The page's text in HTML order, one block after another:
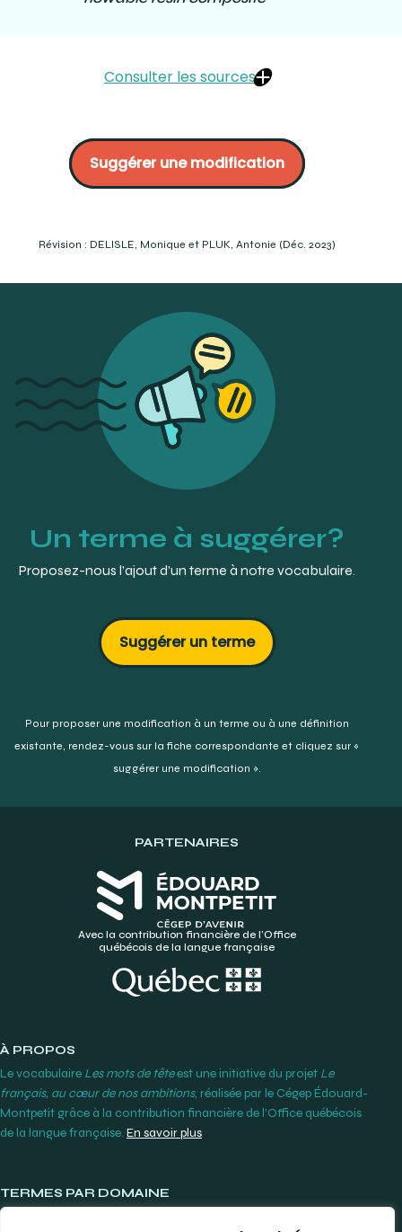
Consulter les sources
Dental Dictionary, Fourth Edition, 2020, Elsevier
Hilton, T., Ferracane, J., Broone, J. (2013) Summitt’s
Fundamentals of operative dentistry, A Contemporary
Université de Lorraine :http://docnum.univ-
GACD :
IRELAND, Robert (2020). « resine composite », Oxford
Dictionary of Dentistry. 2e éd. Oxford University Press.
Suggérer une modification
Révision : DELISLE, Monique et PLUK, Antonie (Déc. 2023)
Un terme à suggérer?
Proposez-nous l’ajout d’un terme à notre vocabulaire.
Suggérer un terme
Pour proposer une modification à un terme ou à une définition
existante, rendez-vous sur la fiche correspondante et cliquez sur «
suggérer une modification ».
PARTENAIRES
Avec la contribution financière de l’Office
québécois de la langue française
À PROPOS
Le vocabulaire Les mots de têteest une initiative du projet Le
français, au cœur de nos ambitions, réalisée par le Cégep Édouard-
Montpetit grâce à la contribution financière de l’Office québécois
de la langue française. En savoir plus
TERMES PAR DOMAINE